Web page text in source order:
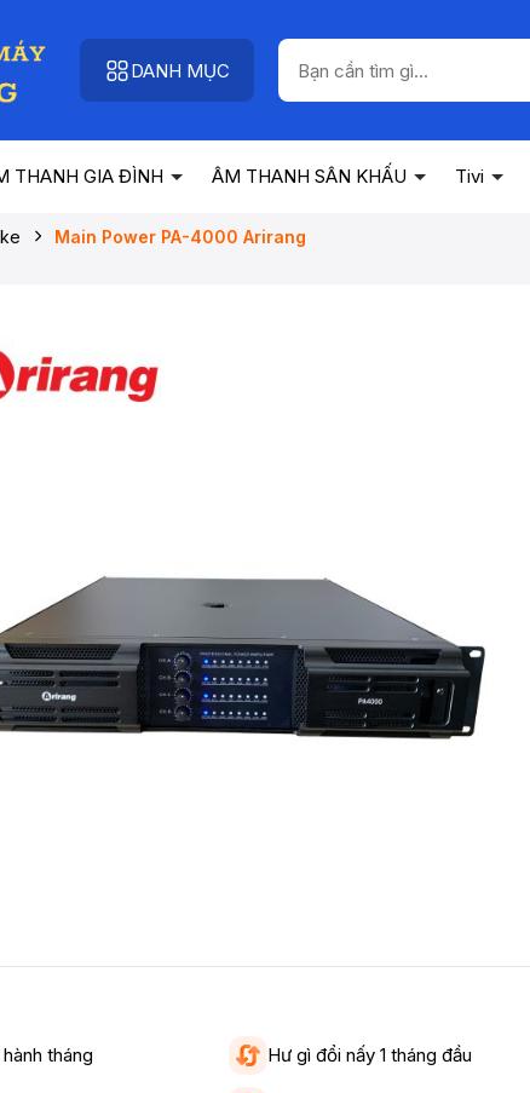
DANH MỤC
THANH GIA ĐÌNH ÂM THANH SÂN KHẤU Tivi
Main Power PA-4000 Arirang
tháng Hư gì đổi nấy 1 tháng đầu